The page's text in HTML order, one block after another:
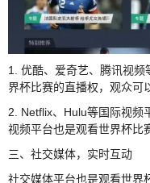
1. 优酷、爱奇艺、腾讯视
界杯比赛的直播权，观众可
2. Netflix、Hulu等国际视频
视频平台也是观看世界杯比
三、社交媒体，实时互动
社交媒体平台也是观看世界